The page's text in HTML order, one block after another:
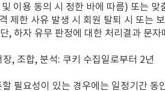
이용 동의 시 정한 바에 따름) 또는 맞
제한 사유 발생 시 회원 탈퇴 시 또는
하자 유무 판정에 대한 처리결과 문
, 조합, 분석: 쿠키 수집일로부터 2년
필요성이 있는 경우에는 일정기간